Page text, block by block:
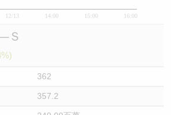
12/13 14:00 15:00 16:00
Ｓ
362
357.2